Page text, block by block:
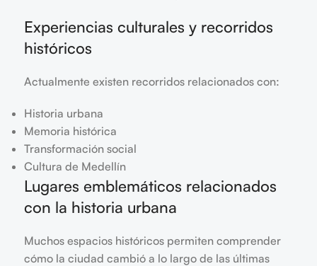
Experiencias culturales y recorridos
históricos
Actualmente existen recorridos relacionados con:
Historia urbana
Memoria histórica
Transformación social
Cultura de Medellín
Lugares emblemáticos relacionados
con la historia urbana
Muchos espacios históricos permiten comprender
cómo la ciudad cambió a lo largo de las últimas